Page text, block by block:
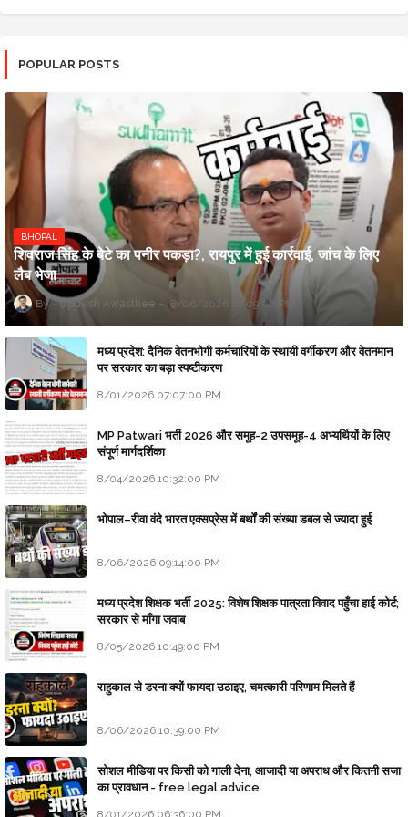
POPULAR POSTS
BHOPAL
शिवराज सिंह के बेटे का पनीर पकड़ा?, रायपुर में हुई कार्रवाई, जांच के लिए
लैब भेजा
Updesh Awasthee 8/06/2026 10:09:00 PM
मध्य प्रदेश: दैनिक वेतनभोगी कर्मचारियों के स्थायी वर्गीकरण और वेतनमान
पर सरकार का बड़ा स्पष्टीकरण
8/01/2026 07:07:00 PM
MP Patwari भर्ती 2026 और समूह-2 उपसमूह-4 अभ्यर्थियों के लिए
संपूर्ण मार्गदर्शिका
8/04/2026 10:32:00 PM
भोपाल–रीवा वंदे भारत एक्सप्रेस में बर्थों की संख्या डबल से ज्यादा हुई
8/06/2026 09:14:00 PM
मध्य प्रदेश शिक्षक भर्ती 2025: विशेष शिक्षक पात्रता विवाद पहुँचा हाई कोर्ट;
सरकार से माँगा जवाब
8/05/2026 10:49:00 PM
राहुकाल से डरना क्यों फायदा उठाइए, चमत्कारी परिणाम मिलते हैं
8/06/2026 10:39:00 PM
सोशल मीडिया पर किसी को गाली देना, आजादी या अपराध और कितनी सजा
का प्रावधान - free legal advice
8/01/2026 06:36:00 PM